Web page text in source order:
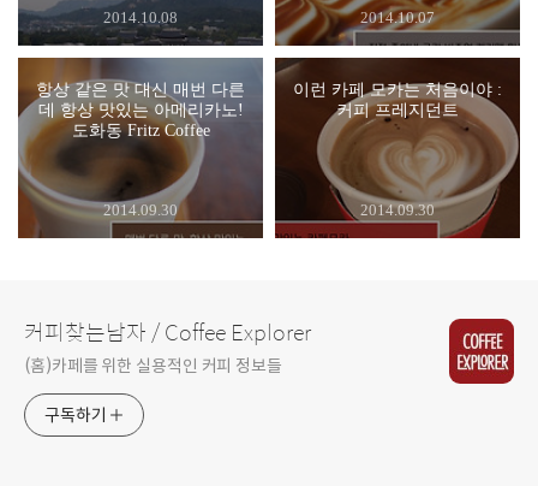
2014.10.08 2014.10.07
항상 같은 맛 대신 매번 다른
데 항상 맛있는 아메리카노!
도화동 Fritz Coffee
2014.09.30
이런 카페 모카는 처음이야 :
커피 프레지던트
2014.09.30
커피찾는남자 / Coffee Explorer
(홈)카페를 위한 실용적인 커피 정보들
구독하기